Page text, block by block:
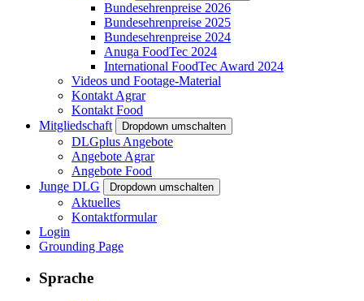
Bundesehrenpreise 2026
Bundesehrenpreise 2025
Bundesehrenpreise 2024
Anuga FoodTec 2024
International FoodTec Award 2024
Videos und Footage-Material
Kontakt Agrar
Kontakt Food
Mitgliedschaft
Dropdown umschalten
DLGplus Angebote
Angebote Agrar
Angebote Food
Junge DLG
Dropdown umschalten
Aktuelles
Kontaktformular
Login
Grounding Page
Sprache